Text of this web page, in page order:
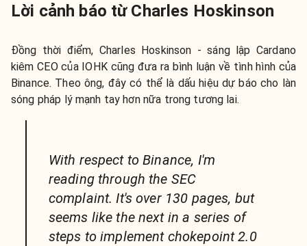
Lời cảnh báo từ Charles Hoskinson
Đồng thời điểm, Charles Hoskinson - sáng lập Cardano
kiêm CEO của IOHK cũng đưa ra bình luận về tình hình của
Binance. Theo ông, đây có thể là dấu hiệu dự báo cho làn
sóng pháp lý mạnh tay hơn nữa trong tương lai.
With respect to Binance, I'm
reading through the SEC
complaint. It's over 130 pages, but
seems like the next in a series of
steps to implement chokepoint 2.0